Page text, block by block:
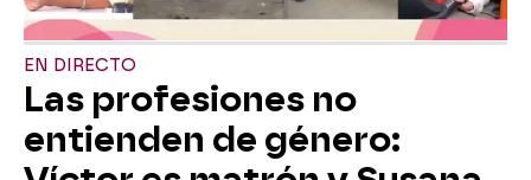
EN DIRECTO
Las profesiones no
entienden de género: